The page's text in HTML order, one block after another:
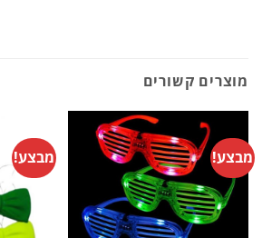
מוצרים קשורים
מבצע! מבצע!